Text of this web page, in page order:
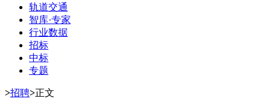
轨道交通
智库·专家
行业数据
招标
中标
专题
>招聘>正文